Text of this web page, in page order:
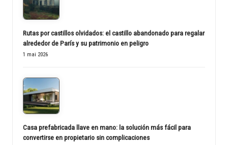
Rutas por castillos olvidados: el castillo abandonado para regalar
alrededor de París y su patrimonio en peligro
1 mai 2026
Casa prefabricada llave en mano: la solución más fácil para
convertirse en propietario sin complicaciones